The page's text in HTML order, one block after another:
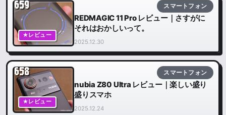
★レビュー
659 スマートフォン
REDMAGIC 11 Pro レビュー｜さすがに
それはおかしいって。
2025.12.30
★レビュー
658 スマートフォン
nubia Z80 Ultra レビュー｜楽しい盛り
盛りスマホ
2025.12.24